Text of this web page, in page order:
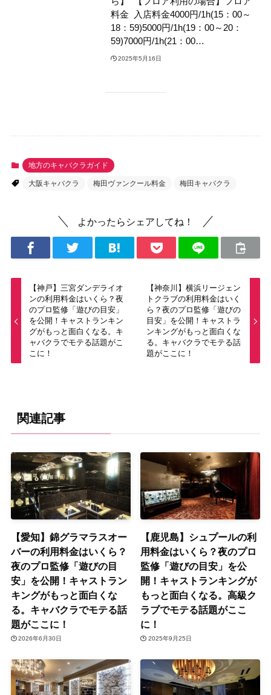
料金 入店料金4000円/1h(15：00～
18：59)5000円/1h(19：00～20：
59)7000円/1h(21：00…
2025年5月16日
地方のキャバクラガイド
大阪キャバクラ 梅田ヴァンクール料金 梅田キャバクラ
よかったらシェアしてね！
【神戸】三宮ダンデライオ
ンの利用料金はいくら？夜
のプロ監修「遊びの目安」
を公開！キャストランキン
グがもっと面白くなる。キ
ャバクラでモテる話題がこ
こに！
【神奈川】横浜リージェン
トクラブの利用料金はいく
ら？夜のプロ監修「遊びの
目安」を公開！キャストラ
ンキングがもっと面白くな
る。キャバクラでモテる話
題がここに！
関連記事
【愛知】錦グラマラスオー
バーの利用料金はいくら？
夜のプロ監修「遊びの目
安」を公開！キャストラン
キングがもっと面白くな
る。キャバクラでモテる話
題がここに！
2026年6月30日
【鹿児島】シュプールの利
用料金はいくら？夜のプロ
監修「遊びの目安」を公
開！キャストランキングが
もっと面白くなる。高級ク
ラブでモテる話題がここ
に！
2025年9月25日